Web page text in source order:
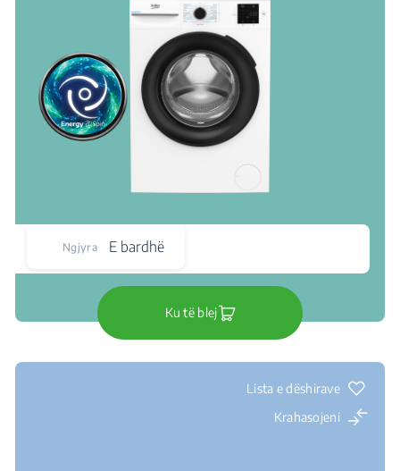
Ngjyra E bardhë
Ku të blej
Lista e dëshirave
Krahasojeni